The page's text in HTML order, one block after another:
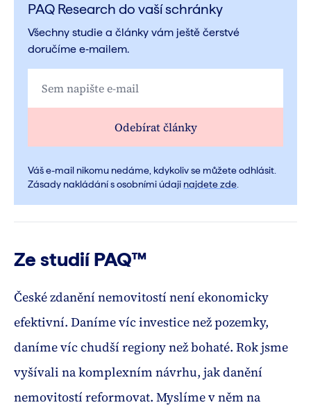
PAQ Research do vaší schránky
Všechny studie a články vám ještě čerstvé
doručíme e‑mailem.
Odebírat články
Váš e-mail nikomu nedáme, kdykoliv se můžete odhlásit.
Zásady nakládání s osobními údaji najdete zde
Ze studií PAQ™
České zdanění nemovitostí není ekonomicky
efektivní. Daníme víc investice než pozemky,
daníme víc chudší regiony než bohaté. Rok jsme
vyšívali na komplexním návrhu, jak danění
nemovitostí reformovat. Myslíme v něm na